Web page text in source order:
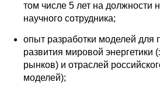
Проблемы
Номера журналов
том числе 5 лет на должности
научного сотрудника;
опыт разработки моделей для
развития мировой энергетики
рынков) и отраслей
моделей);